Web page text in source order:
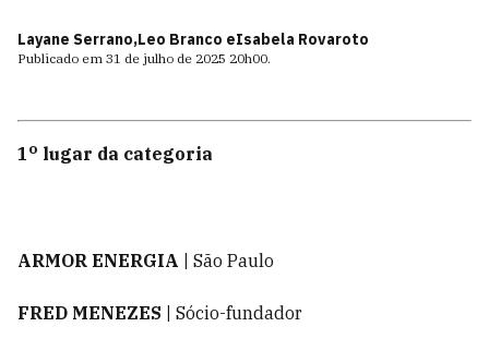
Layane Serrano,Leo Branco eIsabela Rovaroto
Publicado em 31 de julho de 2025 20h00.
1o lugar da categoria
ARMOR ENERGIA | São Paulo
FRED MENEZES | Sócio-fundador